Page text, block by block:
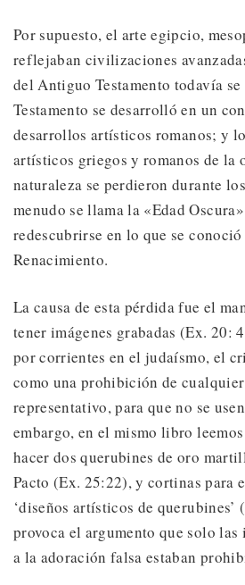
Por supuesto, el arte egipcio,
reflejaban civilizaciones
del Antiguo Testamento todavía
Testamento se desarrolló en un
desarrollos artísticos romanos; y
artísticos griegos y romanos de la
naturaleza se perdieron durante
menudo se llama la «Edad
redescubrirse en lo que se
Renacimiento.
La causa de esta pérdida fue el
tener imágenes grabadas (Ex. 20:
por corrientes en el judaísmo, el
como una prohibición de
representativo, para que no se
embargo, en el mismo libro
hacer dos querubines de oro
Pacto (Ex. 25:22), y cortinas para
‘diseños artísticos de querubines’
provoca el argumento que solo las
a la adoración falsa estaban